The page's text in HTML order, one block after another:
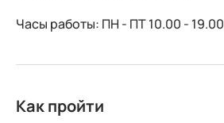
Часы работы: ПН - ПТ 10.00 - 19.00
Как пройти